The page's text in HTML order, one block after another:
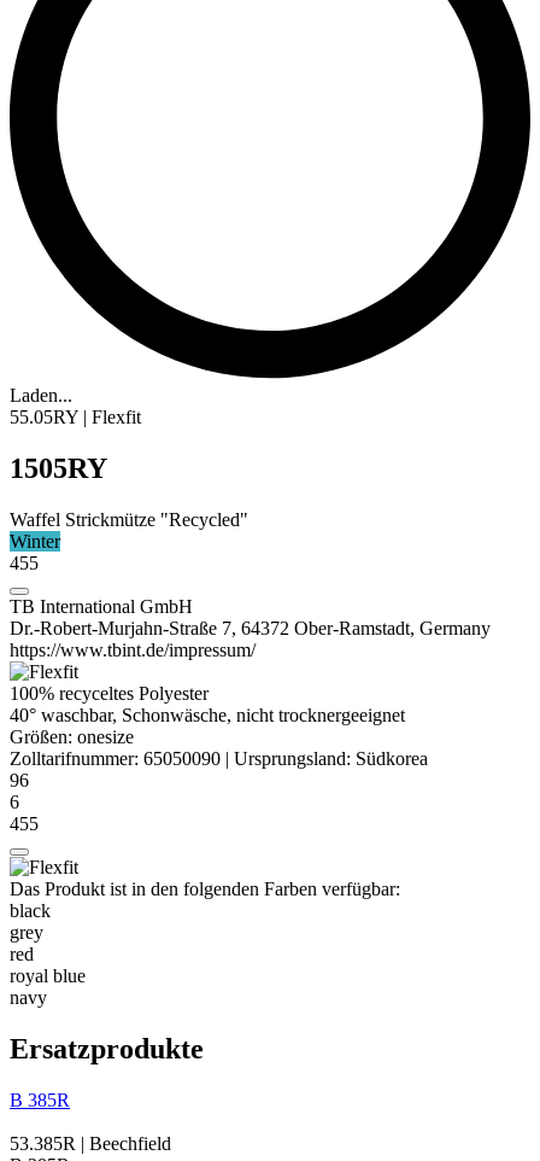
Laden...
55.05RY | Flexfit
1505RY
Waffel Strickmütze "Recycled"
Winter
455
TB International GmbH
Dr.-Robert-Murjahn-Straße 7, 64372 Ober-Ramstadt, Germany
https://www.tbint.de/impressum/
100% recyceltes Polyester
40° waschbar, Schonwäsche, nicht trocknergeeignet
Größen: onesize
Zolltarifnummer: 65050090 | Ursprungsland: Südkorea
96
6
455
Das Produkt ist in den folgenden Farben verfügbar:
black
grey
red
royal blue
navy
Ersatzprodukte
B 385R
53.385R | Beechfield